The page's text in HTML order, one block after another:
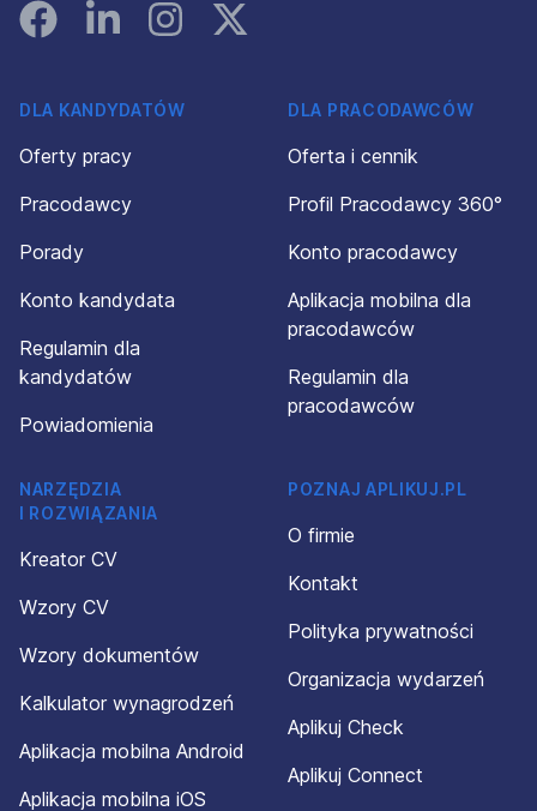
FacebookLinked InInstagramInstagram
DLA KANDYDATÓW
Oferty pracy
Pracodawcy
Porady
Konto kandydata
Regulamin dla
kandydatów
Powiadomienia
DLA PRACODAWCÓW
Oferta i cennik
Profil Pracodawcy 360°
Konto pracodawcy
Aplikacja mobilna dla
pracodawców
Regulamin dla
pracodawców
NARZĘDZIA
I ROZWIĄZANIA
Kreator CV
Wzory CV
Wzory dokumentów
Kalkulator wynagrodzeń
Aplikacja mobilna Android
Aplikacja mobilna iOS
POZNAJ APLIKUJ.PL
O firmie
Kontakt
Polityka prywatności
Organizacja wydarzeń
Aplikuj Check
Aplikuj Connect